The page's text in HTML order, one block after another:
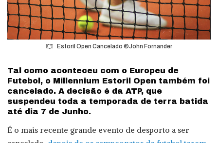
Estoril Open Cancelado ©John Fornander
Tal como aconteceu com o Europeu de
Futebol, o Millennium Estoril Open também foi
cancelado. A decisão é da ATP, que
suspendeu toda a temporada de terra batida
até dia 7 de Junho.
É o mais recente grande evento de desporto a ser